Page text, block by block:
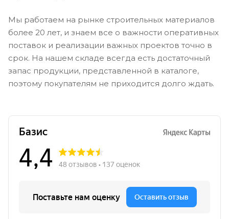
Мы работаем на рынке строительных материалов
более 20 лет, и знаем все о важности оперативных
поставок и реализации важных проектов точно в
срок. На нашем складе всегда есть достаточный
запас продукции, представленной в каталоге,
поэтому покупателям не приходится долго ждать.